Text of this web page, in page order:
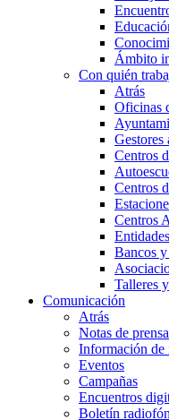
Ámbito
Con quién
Atrás
Oficinas
Gestores
Centros
Centros
Centros
Bancos
Talleres
Comunicación
Atrás
Notas de prensa
Información de
Eventos
Campañas
Encuentros
Boletín